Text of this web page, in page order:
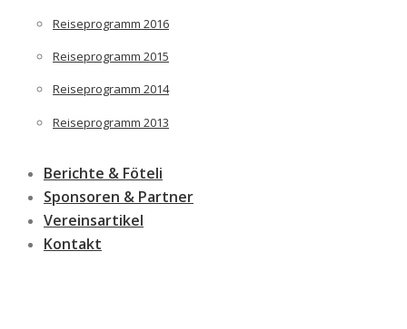
Reiseprogramm 2016
Reiseprogramm 2015
Reiseprogramm 2014
Reiseprogramm 2013
Berichte & Föteli
Sponsoren & Partner
Vereinsartikel
Kontakt